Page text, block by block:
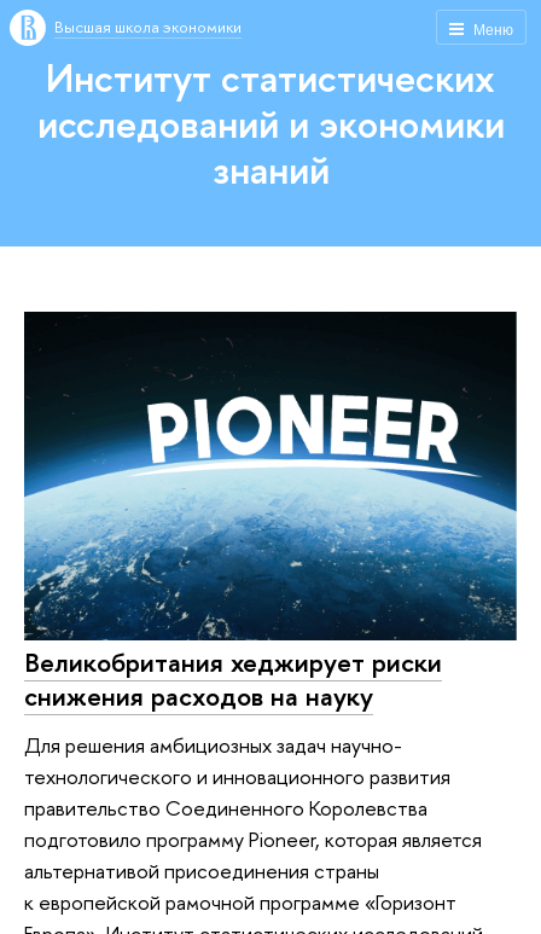
Меню
Высшая школа экономики
Институт статистических
исследований и экономики
знаний
Великобритания хеджирует риски
снижения расходов на науку
Для решения амбициозных задач научно-
технологического и инновационного развития
правительство Соединенного Королевства
подготовило программу Pioneer, которая является
альтернативой присоединения страны
к европейской рамочной программе «Горизонт